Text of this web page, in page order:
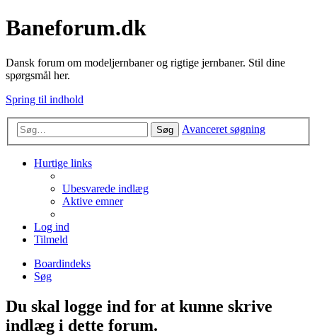
Baneforum.dk
Dansk forum om modeljernbaner og rigtige jernbaner. Stil dine
spørgsmål her.
Spring til indhold
Søg Avanceret søgning
Hurtige links
Ubesvarede indlæg
Aktive emner
Log ind
Tilmeld
Boardindeks
Søg
Du skal logge ind for at kunne skrive
indlæg i dette forum.